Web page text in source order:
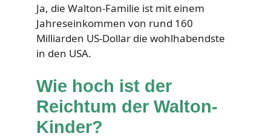
Ja, die Walton-Familie ist mit einem
Jahreseinkommen von rund 160
Milliarden US-Dollar die wohlhabendste
in den USA.
Wie hoch ist der
Reichtum der Walton-
Kinder?